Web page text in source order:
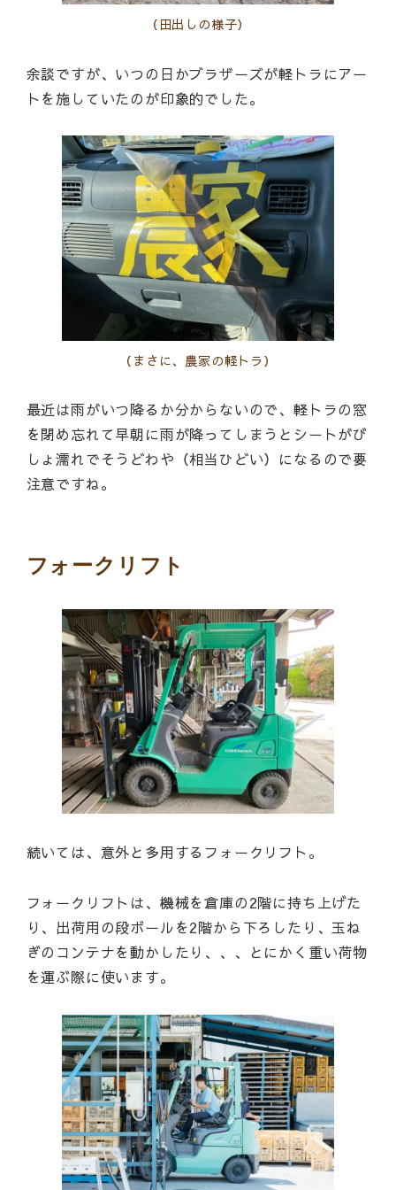
（田出しの様子）
余談ですが、いつの日かブラザーズが軽トラにアー
トを施していたのが印象的でした。
（まさに、農家の軽トラ）
最近は雨がいつ降るか分からないので、軽トラの窓
を閉め忘れて早朝に雨が降ってしまうとシートがび
しょ濡れでそうどわや（相当ひどい）になるので要
注意ですね。
フォークリフト
続いては、意外と多用するフォークリフト。
フォークリフトは、機械を倉庫の2階に持ち上げた
り、出荷用の段ボールを2階から下ろしたり、玉ね
ぎのコンテナを動かしたり、、、とにかく重い荷物
を運ぶ際に使います。